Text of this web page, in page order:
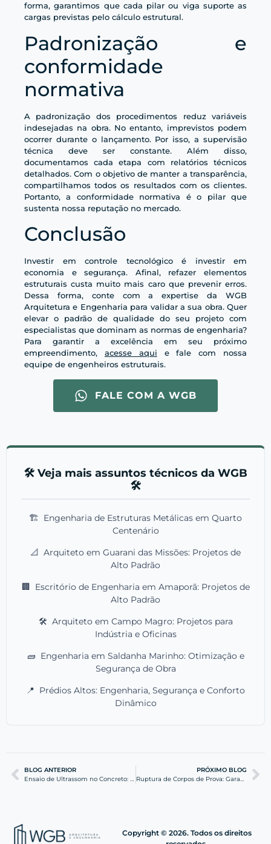
forma, garantimos que cada pilar ou viga suporte as
cargas previstas pelo cálculo estrutural.
Padronização e
conformidade
normativa
A padronização dos procedimentos reduz variáveis
indesejadas na obra. No entanto, imprevistos podem
ocorrer durante o lançamento. Por isso, a supervisão
técnica deve ser constante. Além disso,
documentamos cada etapa com relatórios técnicos
detalhados. Com o objetivo de manter a transparência,
compartilhamos todos os resultados com os clientes.
Portanto, a conformidade normativa é o pilar que
sustenta nossa reputação no mercado.
Conclusão
Investir em controle tecnológico é investir em
economia e segurança. Afinal, refazer elementos
estruturais custa muito mais caro que prevenir erros.
Dessa forma, conte com a expertise da WGB
Arquitetura e Engenharia para validar a sua obra. Quer
elevar o padrão de qualidade do seu projeto com
especialistas que dominam as normas de engenharia?
Para garantir a excelência em seu próximo
empreendimento, acesse aqui e fale com nossa
equipe de engenheiros estruturais.
FALE COM A WGB
🛠️ Veja mais assuntos técnicos da WGB
🛠️
🏗️ Engenharia de Estruturas Metálicas em Quarto
Centenário
📐 Arquiteto em Guarani das Missões: Projetos de
Alto Padrão
🏢 Escritório de Engenharia em Amaporã: Projetos de
Alto Padrão
🛠️ Arquiteto em Campo Magro: Projetos para
Indústria e Oficinas
🧱 Engenharia em Saldanha Marinho: Otimização e
Segurança de Obra
📍 Prédios Altos: Engenharia, Segurança e Conforto
Dinâmico
BLOG ANTERIOR
Ensaio de Ultrassom no Concreto: Garantia e Qualidade
PRÓXIMO BLOG
Ruptura de Corpos de Prova: Garantia de Qualidade Estrutural
Copyright © 2026. Todos os direitos